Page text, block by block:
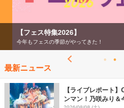
【フェス特集2026】
今年もフェスの季節がやってきた！
最新ニュース
【ライブレポート
ンマン！乃咲みり＆